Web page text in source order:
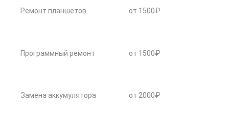
Ремонт планшетов от 1500₽
Программный ремонт от 1500₽
Замена аккумулятора от 2000₽